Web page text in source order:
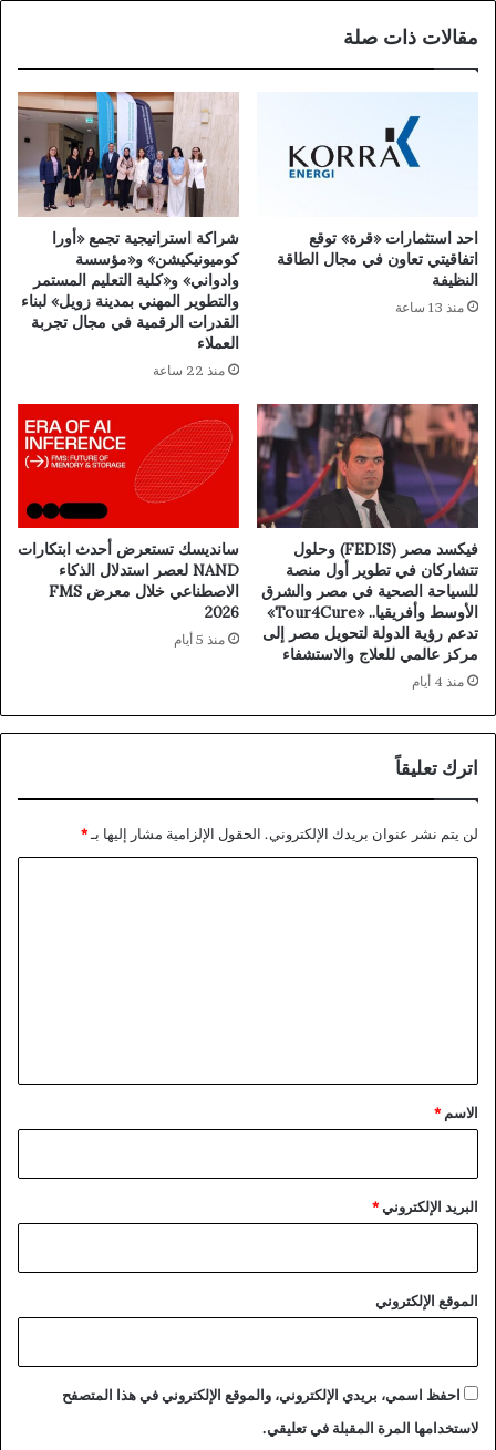
مقالات ذات صلة
احد استثمارات «قرة» توقع
اتفاقيتي تعاون في مجال الطاقة
النظيفة
منذ 13 ساعة
شراكة استراتيجية تجمع «أورا
كوميونيكيشن» و«مؤسسة
وادواني» و«كلية التعليم المستمر
والتطوير المهني بمدينة زويل» لبناء
القدرات الرقمية في مجال تجربة
العملاء
منذ 22 ساعة
فيكسد مصر (FEDIS) وحلول
تتشاركان في تطوير أول منصة
للسياحة الصحية في مصر والشرق
الأوسط وأفريقيا.. «Tour4Cure»
تدعم رؤية الدولة لتحويل مصر إلى
مركز عالمي للعلاج والاستشفاء
منذ 4 أيام
سانديسك تستعرض أحدث ابتكارات
NAND لعصر استدلال الذكاء
الاصطناعي خلال معرض FMS
2026
منذ 5 أيام
اترك تعليقاً
لن يتم نشر عنوان بريدك الإلكتروني. الحقول الإلزامية مشار إليها بـ*
*
الاسم *
البريد الإلكتروني*
الموقع الإلكتروني
احفظ اسمي، بريدي الإلكتروني، والموقع الإلكتروني في هذا المتصفح
لاستخدامها المرة المقبلة في تعليقي.